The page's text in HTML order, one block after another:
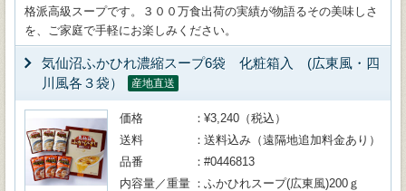
格派高級スープです。３００万食出荷の実績が物語るその美味しさ
を、ご家庭で手軽にお楽しみください。
気仙沼ふかひれ濃縮スープ6袋 化粧箱入 (広東風・四
川風各３袋）
産地直送
価格
¥3,240（税込）
送料
送料込み（遠隔地追加料金あり）
品番
#0446813
内容量／重量
ふかひれスープ(広東風)200ｇ